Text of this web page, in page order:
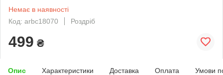
Немає в наявності
Код: arbc18070
Роздріб
499 ₴
Опис Характеристики Доставка Оплата Умови